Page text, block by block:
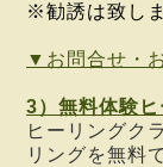
※勧誘は致し
▼お問合せ・
3）無料体験
ヒーリングク
リングを無料